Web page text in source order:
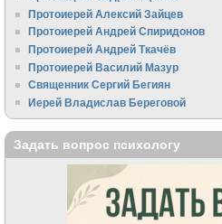
Протоиерей Алексий Зайцев
Протоиерей Андрей Спиридонов
Протоиерей Андрей Ткачёв
Протоиерей Василий Мазур
Священник Сергий Бегиян
Иерей Владислав Береговой
Задать вопрос психологу